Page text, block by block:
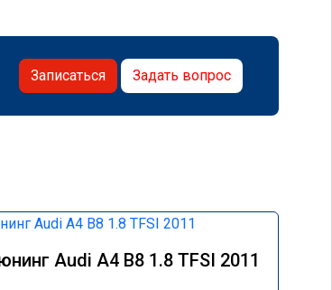
Записаться Задать вопрос
Audi A4 B8 1.8 TFSI 2011